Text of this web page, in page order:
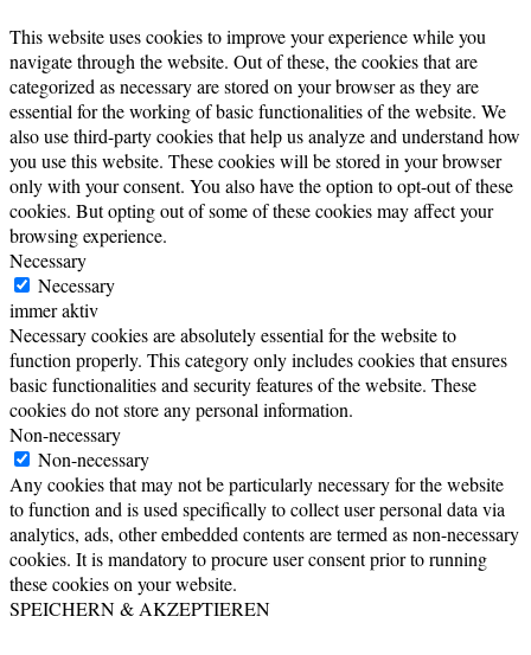
This website uses cookies to improve your experience while you
navigate through the website. Out of these, the cookies that are
categorized as necessary are stored on your browser as they are
essential for the working of basic functionalities of the website. We
also use third-party cookies that help us analyze and understand how
you use this website. These cookies will be stored in your browser
only with your consent. You also have the option to opt-out of these
cookies. But opting out of some of these cookies may affect your
browsing experience.
Necessary
Necessary
immer aktiv
Necessary cookies are absolutely essential for the website to
function properly. This category only includes cookies that ensures
basic functionalities and security features of the website. These
cookies do not store any personal information.
Non-necessary
Non-necessary
Any cookies that may not be particularly necessary for the website
to function and is used specifically to collect user personal data via
analytics, ads, other embedded contents are termed as non-necessary
cookies. It is mandatory to procure user consent prior to running
these cookies on your website.
SPEICHERN & AKZEPTIEREN